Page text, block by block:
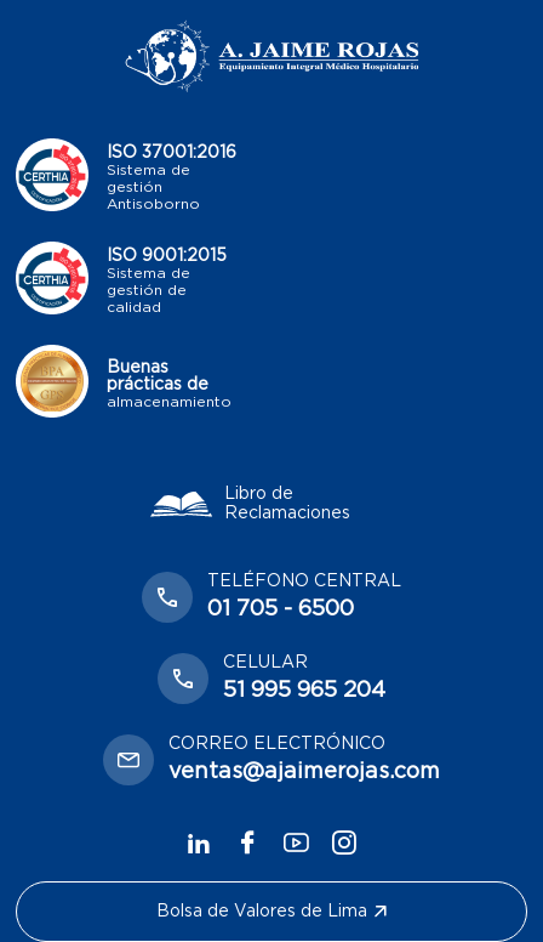
ISO 37001:2016
Sistema de
gestión
Antisoborno
ISO 9001:2015
Sistema de
gestión de
calidad
Buenas
prácticas de
almacenamiento
Libro de
Reclamaciones
TELÉFONO CENTRAL
01 705 - 6500
CELULAR
51 995 965 204
CORREO ELECTRÓNICO
ventas@ajaimerojas.com
Bolsa de Valores de Lima